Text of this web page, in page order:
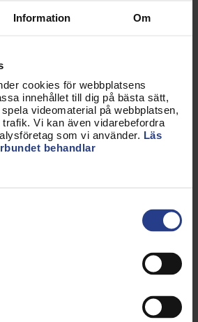
Information Om
cookies för webbplatsens
innehållet till dig på bästa sätt,
videomaterial på webbplatsen,
Vi kan även vidarebefordra
som vi använder. Läs
behandlar
Beskrivning:
Madelene Meramveliotaki,
21,17 MB